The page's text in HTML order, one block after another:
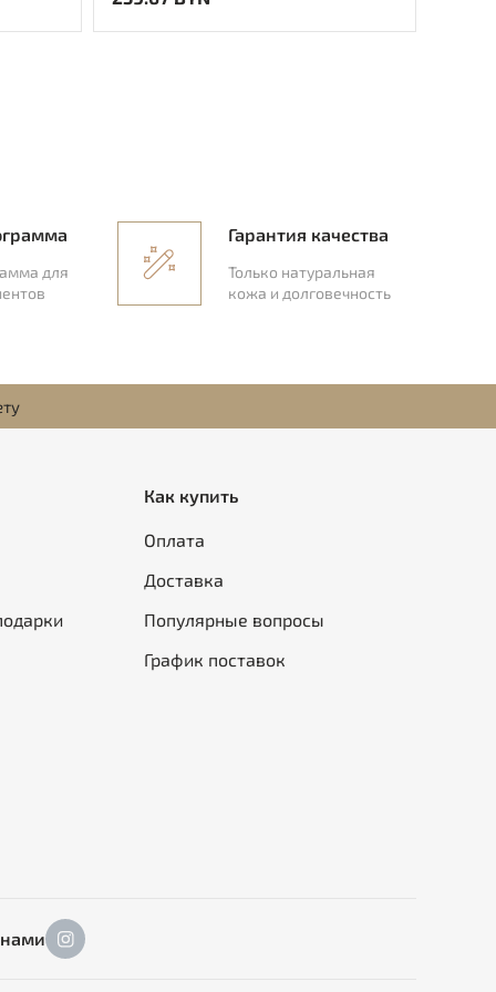
для
Гарантия качества
Только натуральная
кожа и долговечность
Как купить
Оплата
Доставка
Популярные вопросы
График поставок